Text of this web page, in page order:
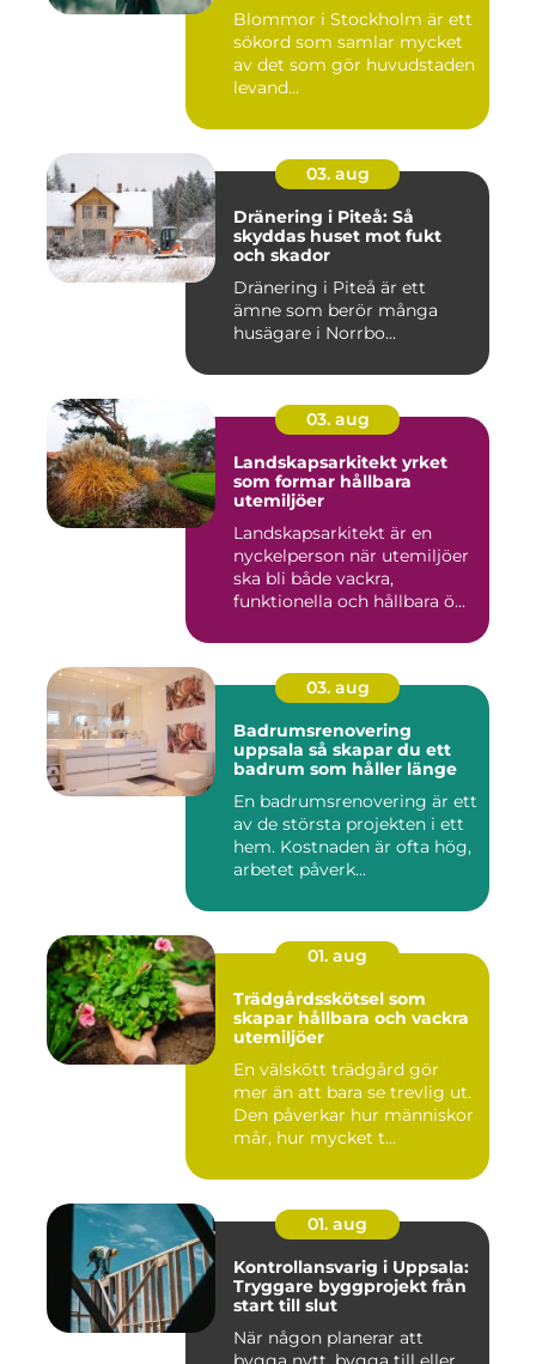
Blommor i Stockholm är ett
sökord som samlar mycket
av det som gör huvudstaden
levand...
03. aug
Dränering i Piteå: Så
skyddas huset mot fukt
och skador
Dränering i Piteå är ett
ämne som berör många
husägare i Norrbo...
03. aug
Landskapsarkitekt yrket
som formar hållbara
utemiljöer
Landskapsarkitekt är en
nyckelperson när utemiljöer
ska bli både vackra,
funktionella och hållbara ö...
03. aug
Badrumsrenovering
uppsala så skapar du ett
badrum som håller länge
En badrumsrenovering är ett
av de största projekten i ett
hem. Kostnaden är ofta hög,
arbetet påverk...
01. aug
Trädgårdsskötsel som
skapar hållbara och vackra
utemiljöer
En välskött trädgård gör
mer än att bara se trevlig ut.
Den påverkar hur människor
mår, hur mycket t...
01. aug
Kontrollansvarig i Uppsala:
Tryggare byggprojekt från
start till slut
När någon planerar att